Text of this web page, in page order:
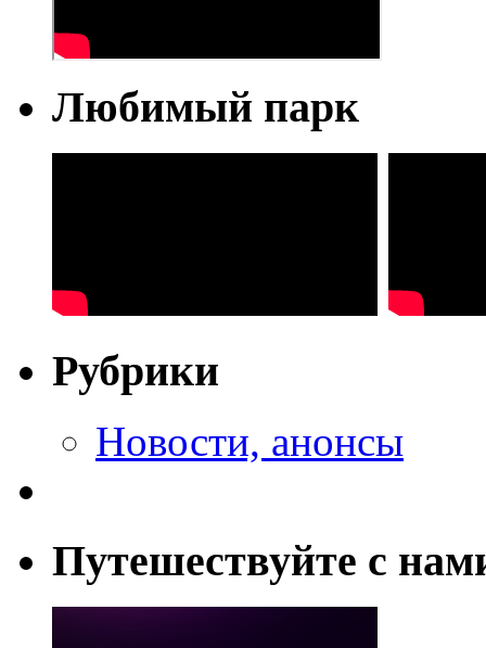
Любимый парк
Рубрики
Новости, анонсы
Путешествуйте с